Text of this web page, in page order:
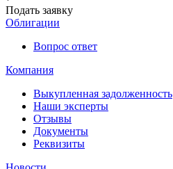
Подать заявку
Облигации
Вопрос ответ
Компания
Выкупленная задолженность
Наши эксперты
Отзывы
Документы
Реквизиты